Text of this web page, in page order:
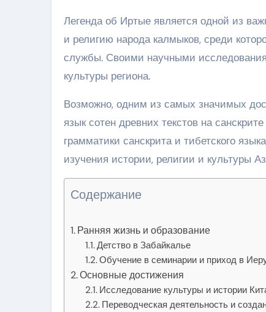
Легенда об Иртые является одной из
и религию народа калмыков, среди
службы. Своими научными
культуры региона.
Возможно, одним из самых значимых
язык сотен древних текстов на
грамматики санскрита и тибетского
изучения истории, религии и культуры
Содержание
Ранняя жизнь и образование
Детство в Забайкалье
Обучение в семинарии и приход в
Основные достижения
Исследование культуры и истории
Переводческая деятельность и